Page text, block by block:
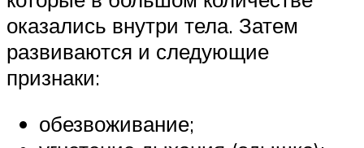
оказались внутри тела. Затем
развиваются и следующие
признаки:
обезвоживание;